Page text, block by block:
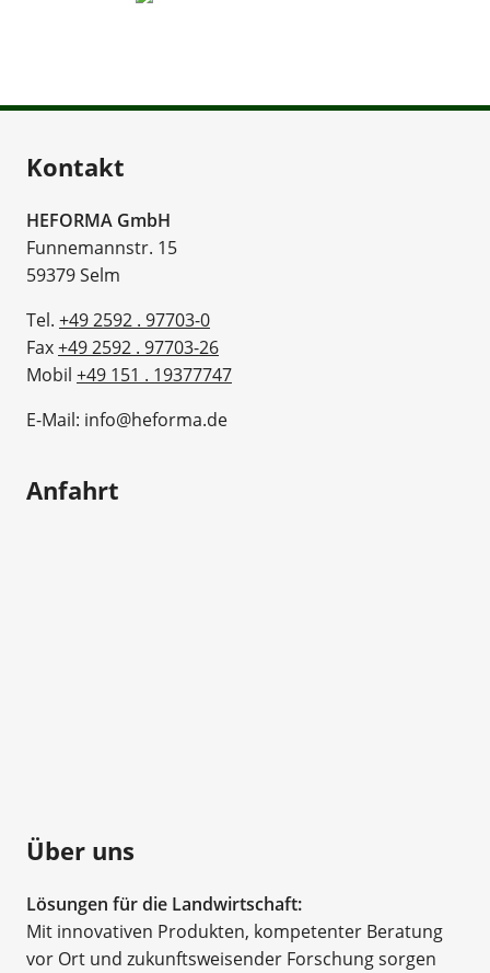
Kontakt
HEFORMA GmbH
Funnemannstr. 15
59379 Selm
Tel. +49 2592 . 97703-0
Fax+49 2592 . 97703-26
Mobil +49 151 . 19377747
E-Mail: info@heforma.de
Anfahrt
Über uns
Lösungen für die Landwirtschaft:
Mit innovativen Produkten, kompetenter Beratung
vor Ort und zukunftsweisender Forschung sorgen